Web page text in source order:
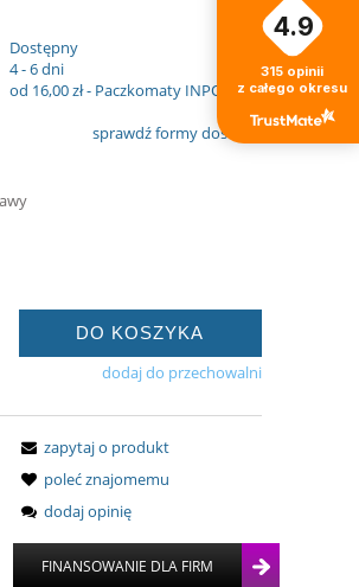
Dostępny
4 - 6 dni
od 16,00 zł- Paczkomaty INPOST
sprawdź formy dostawy
DO KOSZYKA
dodaj do przechowalni
zapytaj o produkt
poleć znajomemu
dodaj opinię
4.9
315 opinii
z całego okresu